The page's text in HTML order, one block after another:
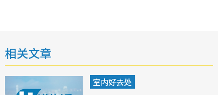
相关文章
室内好去处